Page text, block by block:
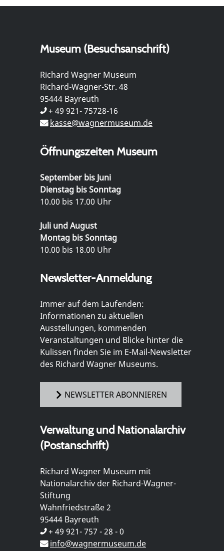
Museum (Besuchsanschrift)
Richard Wagner Museum
Richard-Wagner-Str. 48
95444 Bayreuth
+ 49 921- 75728-16
kasse@wagnermuseum.de
Öffnungszeiten Museum
September bis Juni
Dienstag bis Sonntag
10.00 bis 17.00 Uhr
Juli und August
Montag bis Sonntag
10.00 bis 18.00 Uhr
Newsletter-Anmeldung
Immer auf dem Laufenden:
Informationen zu aktuellen
Ausstellungen, kommenden
Veranstaltungen und Blicke hinter die
Kulissen finden Sie im E-Mail-Newsletter
des Richard Wagner Museums.
NEWSLETTER ABONNIEREN
Verwaltung und Nationalarchiv
(Postanschrift)
Richard Wagner Museum mit
Nationalarchiv der Richard-Wagner-
Stiftung
Wahnfriedstraße 2
95444 Bayreuth
+ 49 921- 757 - 28 - 0
info@wagnermuseum.de